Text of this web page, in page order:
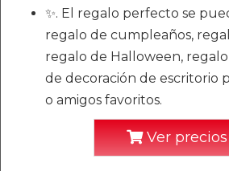
✨. El regalo perfecto se
regalo de cumpleaños,
regalo de Halloween,
de decoración de escritorio
o amigos favoritos.
Ver